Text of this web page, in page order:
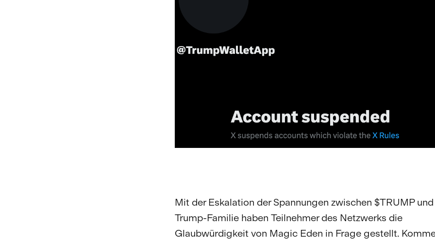
Mit der Eskalation der Spannungen zwischen $TRUMP
Trump-Familie haben Teilnehmer des Netzwerks die
Glaubwürdigkeit von Magic Eden in Frage gestellt.